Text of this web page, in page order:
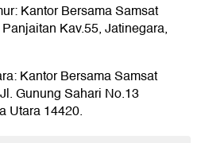
Kantor Bersama Samsat
Kav.55, Jatinegara,
Kantor Bersama Samsat
Gunung Sahari No.13
Utara 14420.